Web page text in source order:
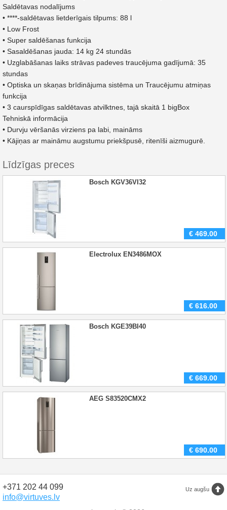
Saldētavas nodalījums
• ****-saldētavas lietderīgais tilpums: 88 l
• Low Frost
• Super saldēšanas funkcija
• Sasaldēšanas jauda: 14 kg 24 stundās
• Uzglabāšanas laiks strāvas padeves traucējuma gadījumā: 35
stundas
• Optiska un skaņas brīdinājuma sistēma un Traucējumu atmiņas
funkcija
• 3 caurspīdīgas saldētavas atvilktnes, tajā skaitā 1 bigBox
Tehniskā informācija
• Durvju vēršanās virziens pa labi, maināms
• Kājiņas ar maināmu augstumu priekšpusē, ritenīši aizmugurē.
Līdzīgas preces
Bosch KGV36VI32
€ 469.00
Electrolux EN3486MOX
€ 616.00
Bosch KGE39BI40
€ 669.00
AEG S83520CMX2
€ 690.00
Uz augšu
+371 202 44 099
info@virtuves.lv